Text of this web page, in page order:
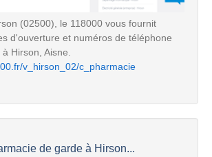
(02500), le 118000 vous fournit
d'ouverture et numéros de téléphone
Hirson, Aisne.
v_hirson_02/c_pharmacie
de garde à Hirson...